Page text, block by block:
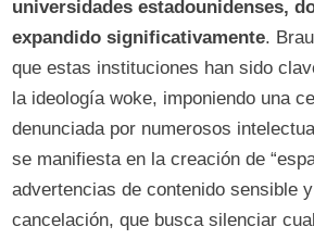
universidades estadounidenses,
expandido significativamente.
que estas instituciones han sido
la ideología woke, imponiendo una
denunciada por numerosos
se manifiesta en la creación de
advertencias de contenido sensible
cancelación, que busca silenciar